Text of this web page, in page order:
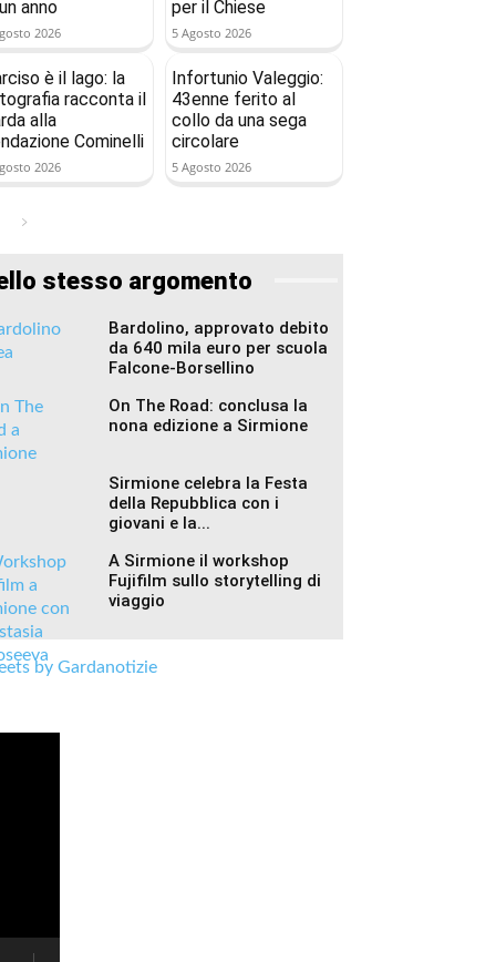
anno
2026
per il Chiese
5 Agosto 2026
è il lago: la
racconta il
alla
Cominelli
2026
Infortunio Valeggio:
43enne ferito al
collo da una sega
circolare
5 Agosto 2026
stesso argomento
Bardolino, approvato debito
da 640 mila euro per scuola
Falcone-Borsellino
On The Road: conclusa la
nona edizione a Sirmione
Sirmione celebra la Festa
della Repubblica con i
giovani e la...
A Sirmione il workshop
Fujifilm sullo storytelling di
viaggio
by Gardanotizie